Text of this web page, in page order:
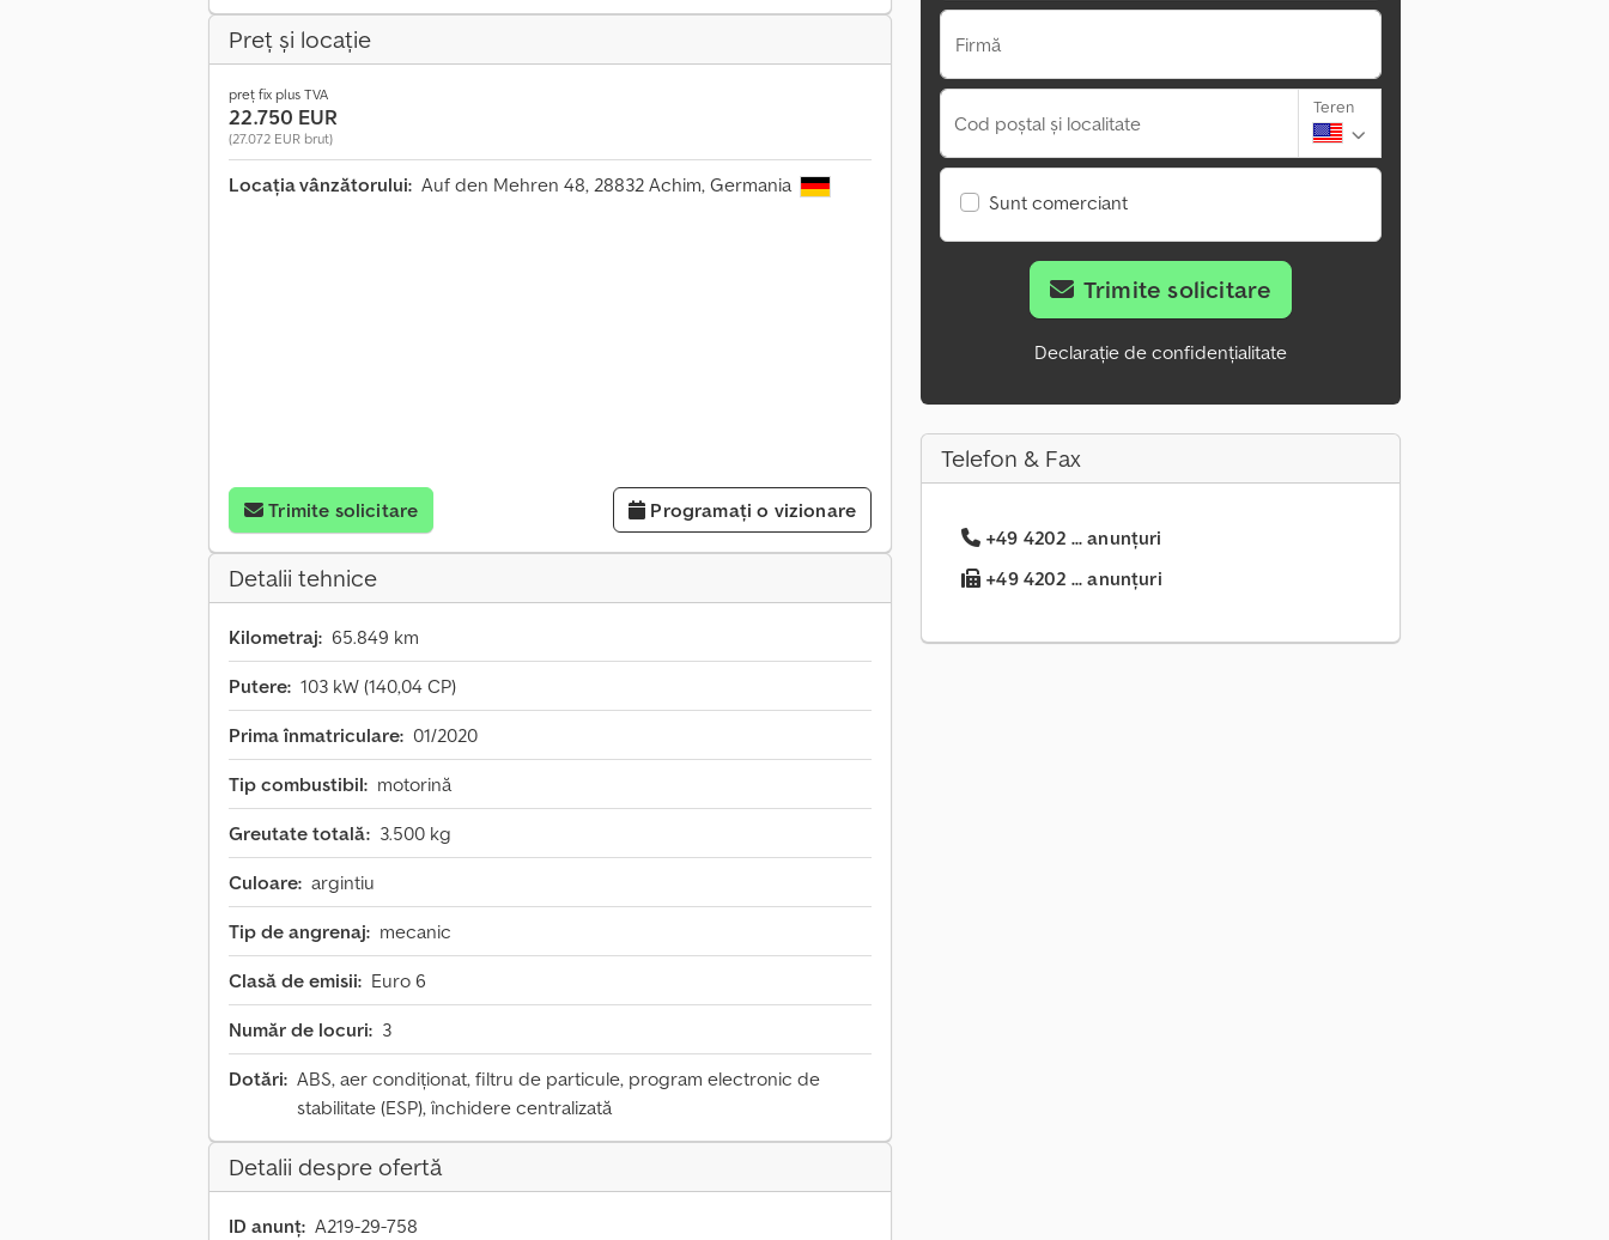
Preț și locație
preț fix plus TVA
22.750 EUR
(27.072 EUR brut)
Locația vânzătorului: Auf den Mehren 48, 28832 Achim, Germania
Trimite solicitare Programați o vizionare
Detalii tehnice
Kilometraj: 65.849 km
Putere: 103 kW (140,04 CP)
Prima înmatriculare: 01/2020
Tip combustibil: motorină
Greutate totală: 3.500 kg
Culoare: argintiu
Tip de angrenaj: mecanic
Clasă de emisii: Euro 6
Număr de locuri: 3
Dotări: ABS, aer condiționat, filtru de particule, program electronic de
stabilitate (ESP), închidere centralizată
Detalii despre ofertă
ID anunț: A219-29-758
Firmă
Cod poștal și localitate
Teren
Sunt comerciant
Trimite solicitare
Declarație de confidențialitate
Telefon & Fax
+49 4202 ... anunțuri
+49 4202 ... anunțuri